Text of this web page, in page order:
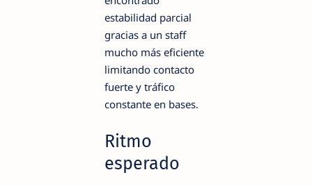
estabilidad parcial
gracias a un staff
mucho más eficiente
limitando contacto
fuerte y tráfico
constante en bases.
Ritmo
esperado